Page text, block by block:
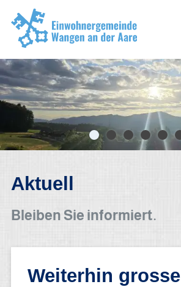
Aktuell
Bleiben Sie informiert.
Weiterhin grosse